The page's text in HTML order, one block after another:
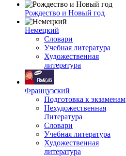
Рождество и Новый год
Немецкий
Словари
Учебная литература
Художественная
литература
Французский
Подготовка к экзаменам
Нехудожественная
Литература
Словари
Учебная литература
Художественная
литература